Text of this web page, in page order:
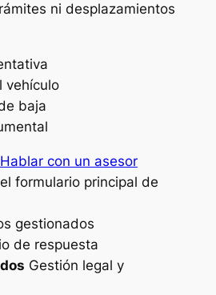
ni desplazamientos
vehículo
baja
Hablar con un asesor
formulario principal de
gestionados
de respuesta
Gestión legal y